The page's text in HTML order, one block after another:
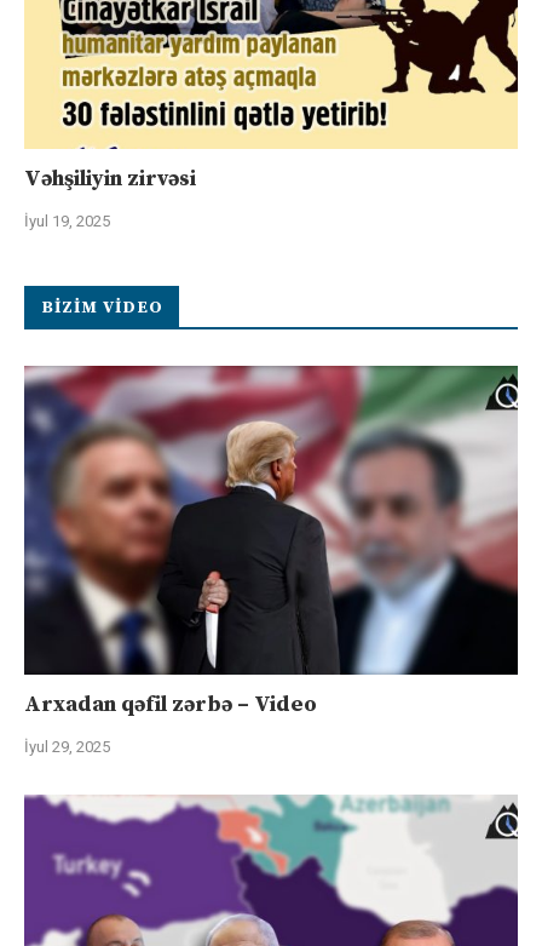
Vəhşiliyin zirvəsi
İyul 19, 2025
BIZIM VIDEO
Arxadan qəfil zərbə – Video
İyul 29, 2025